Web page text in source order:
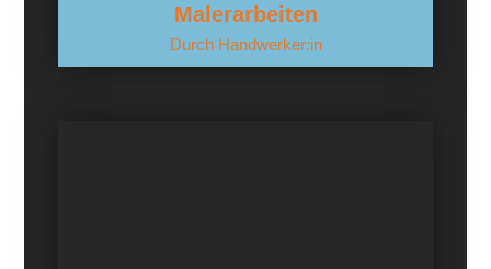
Malerarbeiten
Durch Handwerker:in